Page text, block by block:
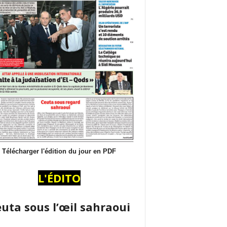
Télécharger l'édition du jour en PDF
L'ÉDITO
sous l’œil sahraoui